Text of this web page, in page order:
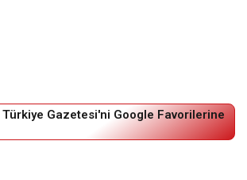
Türkiye Gazetesi'ni Google Favorilerine